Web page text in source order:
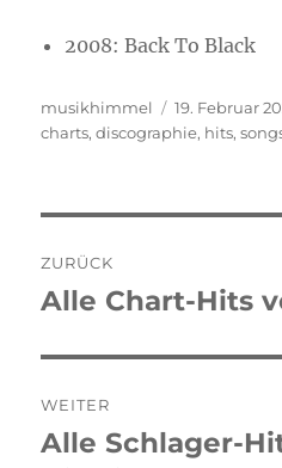
2008:Back To Black
Autor
musikhimmel
Veröffentlicht
am
19. Februar
charts,discographie, hits,
ZURÜCK
Vorheriger
Alle Chart-Hits
WEITER
Nächster
Alle Schlager-